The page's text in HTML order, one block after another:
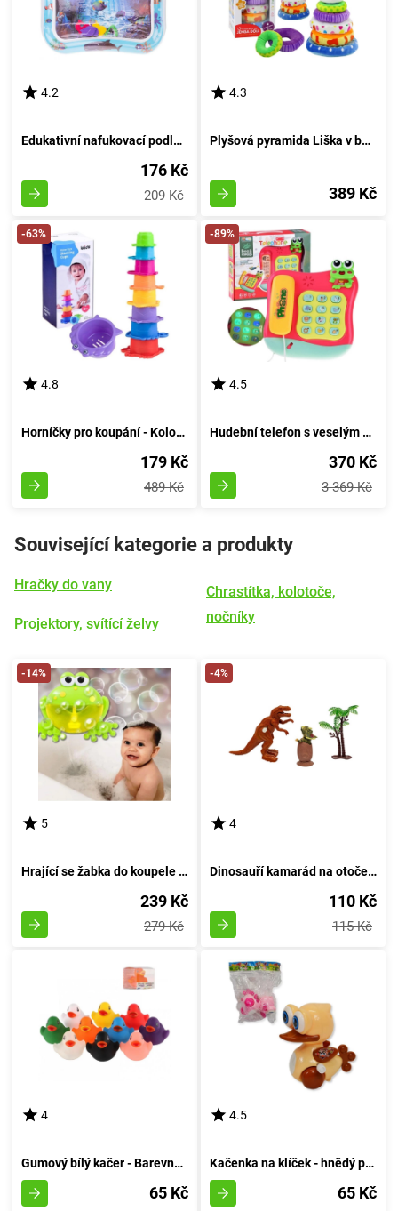
4.2
Edukativní nafukovací podložka s vodními motivy: design 5
176 Kč
209 Kč
4.3
Plyšová pyramida Liška v barvách 27 cm
389 Kč
-63%
4.8
Horníčky pro koupání - Kolorovaná věžička vody
179 Kč
489 Kč
-89%
4.5
Hudební telefon s veselým žábrem v barvách
370 Kč
3 369 Kč
Související kategorie a produkty
Hračky do vany
Projektory, svítící želvy
Chrastítka, kolotoče,
nočníky
-14%
5
Hrající se žabka do koupele s hudbou
239 Kč
279 Kč
-4%
4
Dinosauří kamarád na otočení
110 Kč
115 Kč
4
Gumový bílý kačer - Barevná varianta
65 Kč
4.5
Kačenka na klíček - hnědý poklad
65 Kč